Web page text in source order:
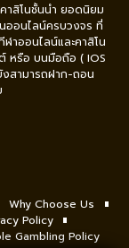
าสิโนชั้นนำ ยอดนิยม
ออนไลน์ครบวงจร ที่
าออนไลน์และคาสิโน
หรือ บนมือถือ ( IOS
สามารถฝาก-ถอน
Why Choose Us
Policy
Gambling Policy